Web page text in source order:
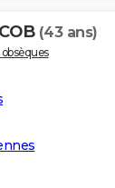
(43 ans)